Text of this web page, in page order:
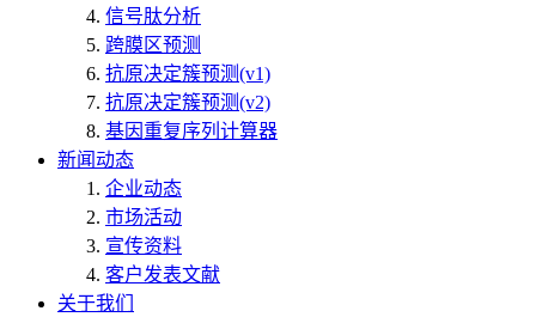
信号肽分析
跨膜区预测
抗原决定簇预测(v1)
抗原决定簇预测(v2)
基因重复序列计算器
新闻动态
企业动态
市场活动
宣传资料
客户发表文献
关于我们